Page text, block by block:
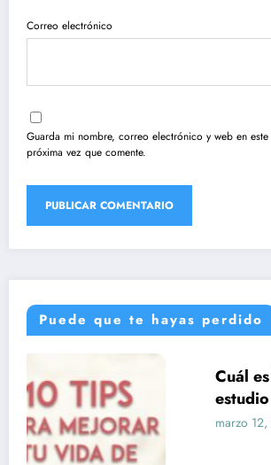
Correo electrónico
Guarda mi nombre, correo electrónico y web en
próxima vez que comente.
Puede que te hayas perdido
Cuál es la importancia de la
estudio en la fe católica
marzo 12, 2024 Alexander